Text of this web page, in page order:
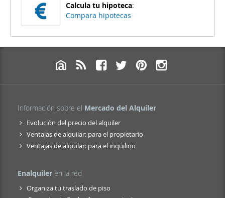
Calcula tu hipoteca:
Compara hipotecas
Información sobre el Mercado del Alquiler
Evolución del precio del alquiler
Ventajas de alquilar: para el propietario
Ventajas de alquilar: para el inquilino
Enalquiler en la red
Organiza tu traslado de piso